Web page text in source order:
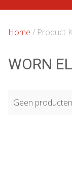
Home / Product
WORN
Geen